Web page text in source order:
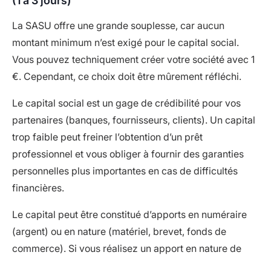
La SASU offre une grande souplesse, car aucun
montant minimum n’est exigé pour le capital social.
Vous pouvez techniquement créer votre société avec 1
€. Cependant, ce choix doit être mûrement réfléchi.
Le capital social est un gage de crédibilité pour vos
partenaires (banques, fournisseurs, clients). Un capital
trop faible peut freiner l’obtention d’un prêt
professionnel et vous obliger à fournir des garanties
personnelles plus importantes en cas de difficultés
financières.
Le capital peut être constitué d’apports en numéraire
(argent) ou en nature (matériel, brevet, fonds de
commerce). Si vous réalisez un apport en nature de